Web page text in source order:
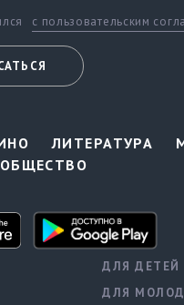
с пользовательским
ЛИТЕРАТУРА
ОБЩЕСТВО
ДЛЯ ДЕТЕЙ
ДЛЯ